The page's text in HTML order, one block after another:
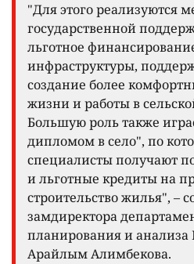
"Для этого реализуются
государственной
льготное
инфраструктуры,
создание более
жизни и работы в
Большую роль также
дипломом в село", по
специалисты получают
и льготные кредиты на
строительство жилья", –
замдиректора
планирования и анализа
Арайлым Алимбекова.